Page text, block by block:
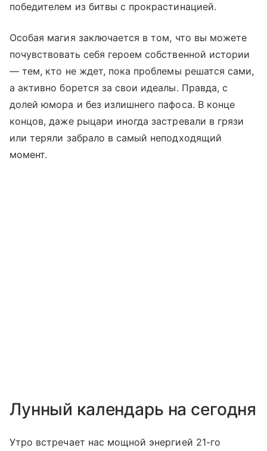
победителем из битвы с прокрастинацией.
Особая магия заключается в том, что вы можете
почувствовать себя героем собственной истории
— тем, кто не ждет, пока проблемы решатся сами,
а активно борется за свои идеалы. Правда, с
долей юмора и без излишнего пафоса. В конце
концов, даже рыцари иногда застревали в грязи
или теряли забрало в самый неподходящий
момент.
Лунный календарь на сегодня
Утро встречает нас мощной энергией 21-го